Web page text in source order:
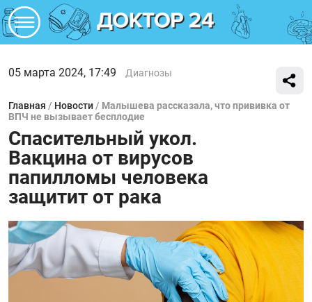
05 марта 2024, 17:49 Диагнозы
Главная / Новости / Малышева рассказала, что прививка от
ВПЧ не вызывает бесплодие
Спасительный укол.
Вакцина от вирусов
папилломы человека
защитит от рака